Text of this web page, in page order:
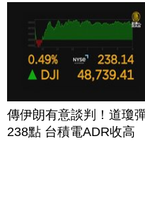
傳伊朗有意談判！道瓊
238點 台積電ADR收高